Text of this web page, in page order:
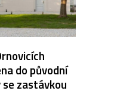
do původní
zastávkou